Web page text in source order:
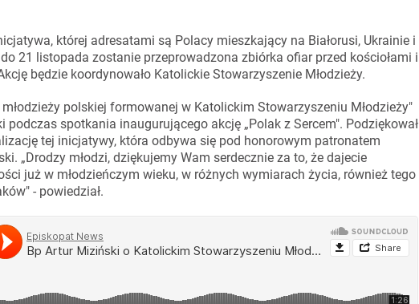
której adresatami są Polacy mieszkający na Białorusi, Ukrainie i
21 listopada zostanie przeprowadzona zbiórka ofiar przed kościołami i
będzie koordynowało Katolickie Stowarzyszenie Młodzieży.
polskiej formowanej w Katolickim Stowarzyszeniu Młodzieży"
podczas spotkania inaugurującego akcję „Polak z Sercem". Podziękował
tej inicjatywy, która odbywa się pod honorowym patronatem
„Drodzy młodzi, dziękujemy Wam serdecznie za to, że dajecie
już w młodzieńczym wieku, w różnych wymiarach życia, również tego
- powiedział.